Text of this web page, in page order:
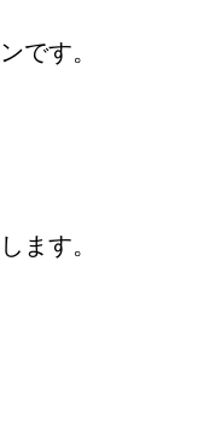
です。
ます。